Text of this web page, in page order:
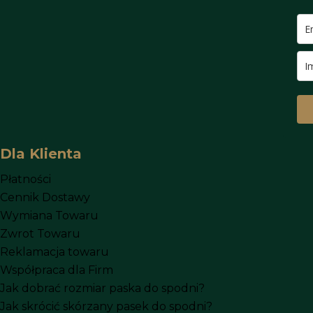
Dla Klienta
Płatności
Cennik Dostawy
Wymiana Towaru
Zwrot Towaru
Reklamacja towaru
Współpraca dla Firm
Jak dobrać rozmiar paska do spodni?
Jak skrócić skórzany pasek do spodni?